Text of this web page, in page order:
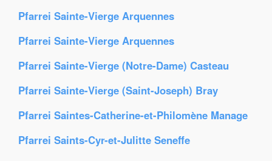
Pfarrei Sainte-Vierge Arquennes
Pfarrei Sainte-Vierge Arquennes
Pfarrei Sainte-Vierge (Notre-Dame) Casteau
Pfarrei Sainte-Vierge (Saint-Joseph) Bray
Pfarrei Saintes-Catherine-et-Philomène Manage
Pfarrei Saints-Cyr-et-Julitte Seneffe